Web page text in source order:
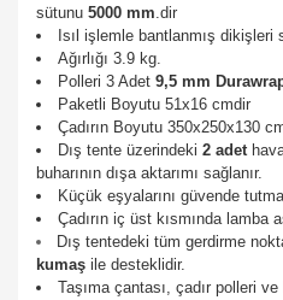
sütunu 5000 mm.dir
Isıl işlemle bantlanmış
Ağırlığı 3.9 kg.
Polleri 3 Adet 9,5 mm
Paketli Boyutu 51x16 cmdir
Çadırın Boyutu 350x250x130
Dış tente üzerindeki 2 adet
buharının dışa aktarımı sağlanır.
Küçük eşyalarını güvende
Çadırın iç üst kısmında lamba
Dış tentedeki tüm gerdirme
kumaş ile desteklidir.
Taşıma çantası, çadır polleri